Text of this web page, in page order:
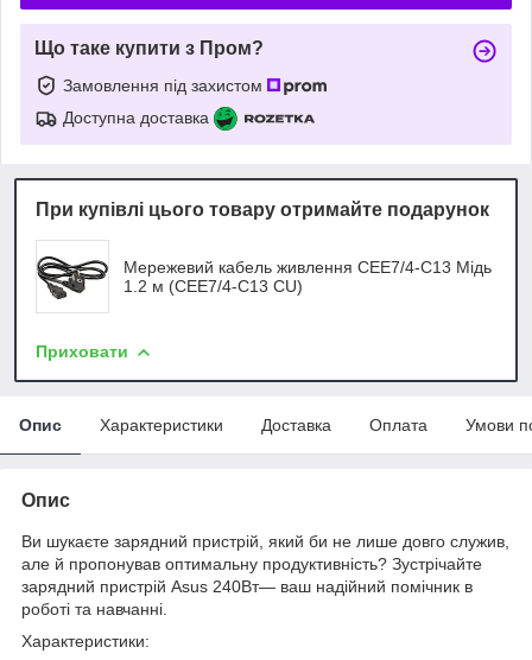
Що таке купити з Пром?
Замовлення під захистом
Доступна доставка
При купівлі цього товару отримайте подарунок
Мережевий кабель живлення CEE7/4-C13 Мідь
1.2 м (CEE7/4-C13 CU)
Приховати
Опис Характеристики Доставка Оплата Умови
Опис
Ви шукаєте зарядний пристрій, який би не лише довго служив,
але й пропонував оптимальну продуктивність? Зустрічайте
зарядний пристрій Asus 240Вт— ваш надійний помічник в
роботі та навчанні.
Характеристики: